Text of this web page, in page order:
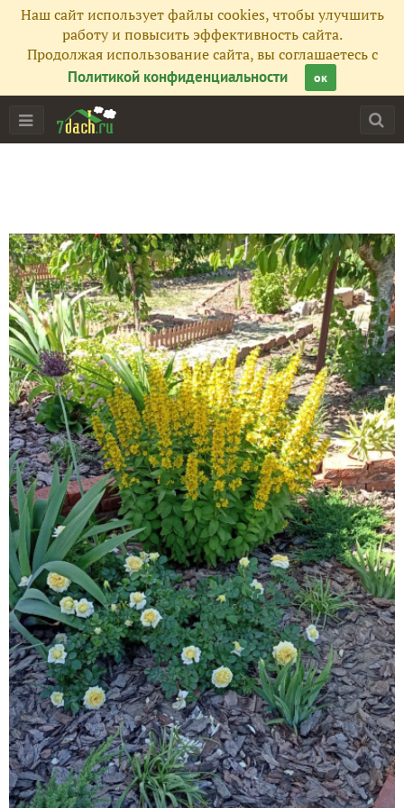
Наш сайт использует файлы cookies, чтобы улучшить
работу и повысить эффективность сайта.
Продолжая использование сайта, вы соглашаетесь с
Политикой конфиденциальности
ок
Главная
Подписчики 15
Все публикации 71
Сейчас обсуждают